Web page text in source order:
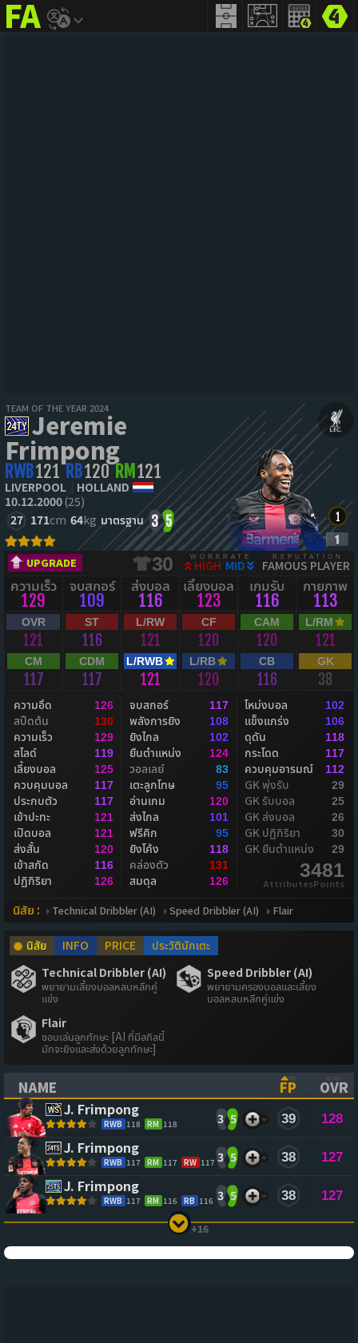
addict
TEAM OF THE YEAR 2024
Jeremie
Frimpong
RWB121 RB120 RM 121
LIVERPOOL
HOLLAND
10.12.2000(25)
27 171cm 64kg มาตรฐาน 3 5
UPGRADE 30 WORKRATE
HIGH MID
REPUTATION
FAMOUS PLAYER
ความเร็ว
129
จบสกอร์
109
ส่งบอล
116
เลี้ยงบอล
123
เกมรับ
116
กายภาพ
113
OVR
121
ST
116
L/RW
121
CF
120
CAM
120
L/RM
121
CM
117
CDM
117
L/RWB
121
L/RB
120
CB
116
GK
38
ความอึด 126
สปีดต้น 130
ความเร็ว 129
สไลด์ 119
เลี้ยงบอล 125
ควบคุมบอล 117
ประกบตัว 117
เข้าปะทะ 121
เปิดบอล 121
ส่งสั้น 120
เข้าสกัด 116
ปฏิกิริยา 126
จบสกอร์ 117
พลังการยิง 108
ยิงไกล 102
ยืนตำแหน่ง 124
วอลเลย์ 83
เตะลูกโทษ 95
อ่านเกม 120
ส่งไกล 101
ฟรีคิก 95
ยิงโค้ง 118
คล่องตัว 131
สมดุล 126
โหม่งบอล 102
แข็งแกร่ง 106
ดุดัน 118
กระโดด 117
ควบคุมอารมณ์ 112
GK พุ่งรับ 29
GK รับบอล 25
GK ส่งบอล 26
GK ปฏิกิริยา 30
GK ยืนตำแหน่ง 29
3481
AttributesPoints
นิสัย : Technical Dribbler (AI) Speed Dribbler (AI) Flair
นิสัย INFO PRICE
ประวัตินักเตะ
Technical Dribbler (AI)
พยายามเลี้ยงบอลหลบหลีกคู่
แข่ง
Speed Dribbler (AI)
พยายามครองบอลและเลี้ยง
บอลหลบหลีกคู่แข่ง
Flair
ชอบเล่นลูกทักษะ [AI ที่มีสกิลนี้
มักจะยิงและส่งด้วยลูกทักษะ]
NAME
(CLICK TO SORT ASCENDING)
FP
OVR
J. Frimpong
RWB 118 RM 118 3 5 39 128
J. Frimpong
RWB 117 RM 117 RW 117 3 5 38 127
J. Frimpong
RWB 117 RM 116 RB 116 3 5 38 127
+16